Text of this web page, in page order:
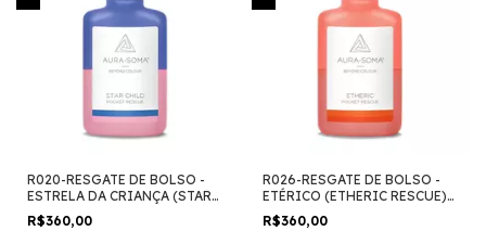
R020-RESGATE DE BOLSO -
ESTRELA DA CRIANÇA (STAR
CHILD) 25ml
R$360,00
R026-RESGATE DE BOLSO -
ETÉRICO (ETHERIC RESCUE)
25ml
R$360,00